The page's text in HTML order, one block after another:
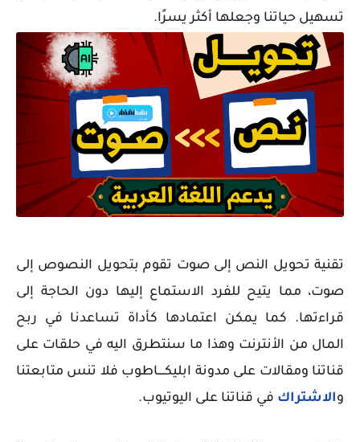
تسهيل حياتنا وجعلها أكثر يسرًا.
تقنية تحويل النص إلى صوت تقوم بتحويل النصوص إلى
صوت، مما يتيح للفرد الاستماع إليها دون الحاجة إلى
قراءتها. كما يمكن اعتمادها كأداة تساعدنا في ربح
المال من الأنترنت وهذا ما سنتطرق اليه في حلقات على
قناتنا ومقالات على مدونة ابليكــــاطوب فلا تنس متابعتنا
والاشتراك في قناتنا على اليوتيوب.